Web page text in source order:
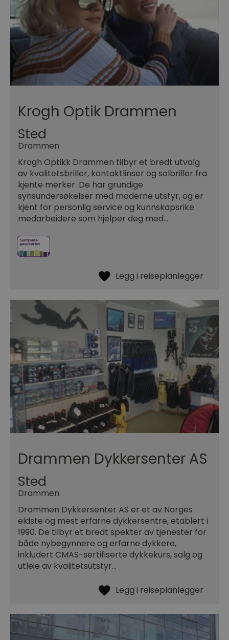
Krogh Optik Drammen
Sted
Drammen
Krogh Optikk Drammen tilbyr et bredt utvalg
av kvalitetsbriller, kontaktlinser og solbriller fra
kjente merker. De har grundige
synsundersøkelser med moderne utstyr, og er
kjent for personlig service og kunnskapsrike
medarbeidere som hjelper deg med…
Drammen Dykkersenter AS
Sted
Drammen
Drammen Dykkersenter AS er et av Norges
eldste og mest erfarne dykkersentre, etablert i
1990. De tilbyr et bredt spekter av tjenester for
både nybegynnere og erfarne dykkere,
inkludert CMAS-sertifiserte dykkekurs, salg og
utleie av kvalitetsutstyr…